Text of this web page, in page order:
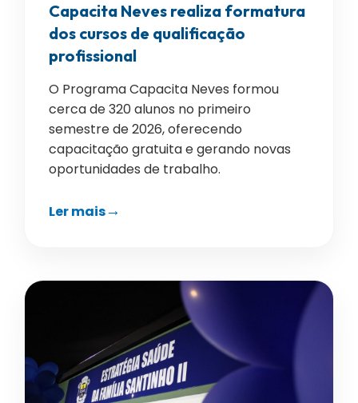
Capacita Neves realiza formatura
dos cursos de qualificação
profissional
O Programa Capacita Neves formou
cerca de 320 alunos no primeiro
semestre de 2026, oferecendo
capacitação gratuita e gerando novas
oportunidades de trabalho.
Ler mais